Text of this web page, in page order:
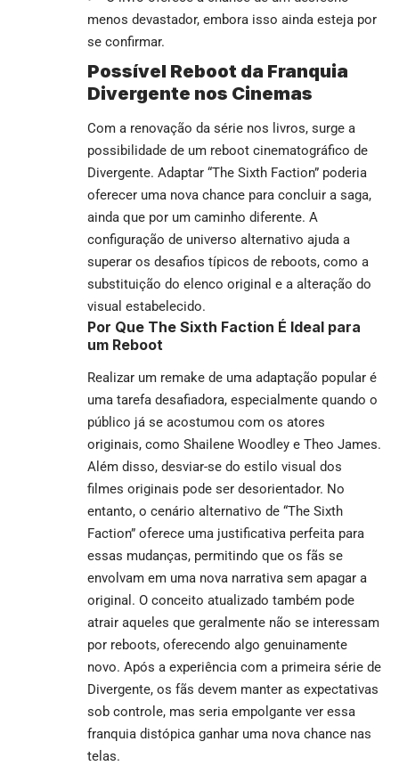
menos devastador, embora isso ainda esteja por
se confirmar.
Possível Reboot da Franquia
Divergente nos Cinemas
Com a renovação da série nos livros, surge a
possibilidade de um reboot cinematográfico de
Divergente. Adaptar “The Sixth Faction” poderia
oferecer uma nova chance para concluir a saga,
ainda que por um caminho diferente. A
configuração de universo alternativo ajuda a
superar os desafios típicos de reboots, como a
substituição do elenco original e a alteração do
visual estabelecido.
Por Que The Sixth Faction É Ideal para
um Reboot
Realizar um remake de uma adaptação popular é
uma tarefa desafiadora, especialmente quando o
público já se acostumou com os atores
originais, como Shailene Woodley e Theo James.
Além disso, desviar-se do estilo visual dos
filmes originais pode ser desorientador. No
entanto, o cenário alternativo de “The Sixth
Faction” oferece uma justificativa perfeita para
essas mudanças, permitindo que os fãs se
envolvam em uma nova narrativa sem apagar a
original. O conceito atualizado também pode
atrair aqueles que geralmente não se interessam
por reboots, oferecendo algo genuinamente
novo. Após a experiência com a primeira série de
Divergente, os fãs devem manter as expectativas
sob controle, mas seria empolgante ver essa
franquia distópica ganhar uma nova chance nas
telas.